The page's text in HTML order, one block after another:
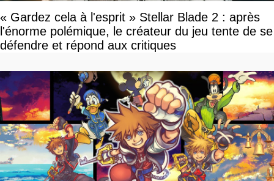
« Gardez cela à l'esprit » Stellar Blade 2 : après
l'énorme polémique, le créateur du jeu tente de se
défendre et répond aux critiques